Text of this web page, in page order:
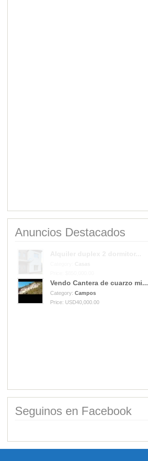
Anuncios Destacados
Vendo Cantera de cuarzo mi...
Category: Campos
Price: USD40,000.00
Seguinos en Facebook